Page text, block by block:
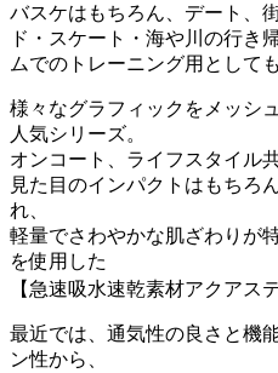
バスケはもちろん、デート、
ド・スケート・海や川の行き
ムでのトレーニング用として
様々なグラフィックをメッシ
人気シリーズ。
オンコート、ライフスタイル
見た目のインパクトはもちろ
れ、
軽量でさわやかな肌ざわりが
を使用した
【急速吸水速乾素材アクアス
最近では、通気性の良さと機
ン性から、